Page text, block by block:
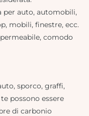
per auto, automobili,
mobili, finestre, ecc.
comodo
sporco, graffi,
possono essere
di carbonio